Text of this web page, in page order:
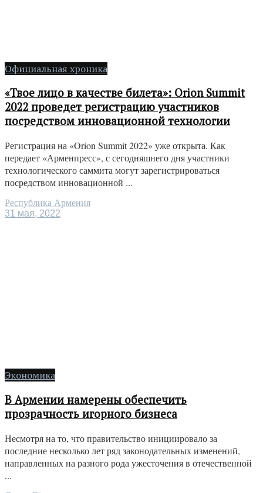
Официальная хроника
«Твое лицо в качестве билета»: Orion Summit
2022 проведет регистрацию участников
посредством инновационной технологии
Регистрация на «Orion Summit 2022» уже открыта. Как
передает «Арменпресс», с сегодняшнего дня участники
технологического саммита могут зарегистрироваться
посредством инновационной ...
Республика Армения
31 мая, 2022
Экономика
В Армении намерены обеспечить
прозрачность игорного бизнеса
Несмотря на то, что правительство инициировало за
последние несколько лет ряд законодательных изменений,
направленных на разного рода ужесточения в отечественной
...